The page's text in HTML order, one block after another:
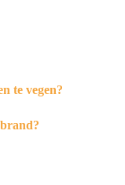
te vegen?